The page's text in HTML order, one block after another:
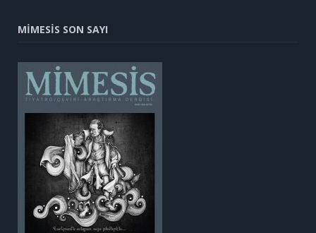
MİMESİS SON SAYI